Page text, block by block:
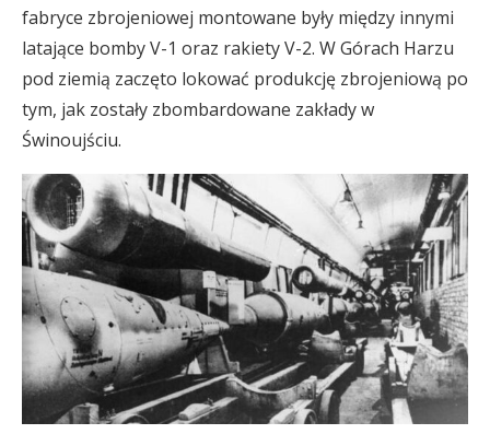
fabryce zbrojeniowej montowane były między innymi
latające bomby V-1 oraz rakiety V-2. W Górach Harzu
pod ziemią zaczęto lokować produkcję zbrojeniową po
tym, jak zostały zbombardowane zakłady w
Świnoujściu.